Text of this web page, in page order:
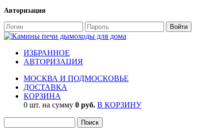
Авторизация
ИЗБРАННОЕ
АВТОРИЗАЦИЯ
МОСКВА И ПОДМОСКОВЬЕ
ДОСТАВКА
КОРЗИНА
0 шт. на сумму 0 руб. В КОРЗИНУ